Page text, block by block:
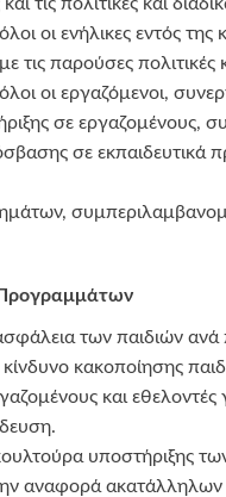
οι ενήλικες εντός
παρούσες πολιτικές
οι εργαζόμενοι,
σε εργαζομένους,
σε εκπαιδευτικά
των παιδιών ανά
κακοποίησης
και
υποστήριξης
αναφορά